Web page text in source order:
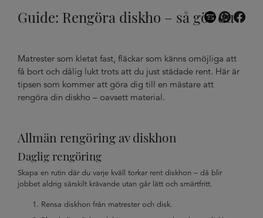
Guide: Rengöra diskho – så gör du
Matrester som kletat fast, fläckar som känns omöjliga att
få bort och dålig lukt trots att du just städade rent. Här är
tipsen som kommer att göra dig till en mästare att
rengöra din diskho – oavsett material.
Allmän rengöring av diskhon
Daglig rengöring
Skapa en rutin där du varje kväll torkar rent diskhon – då blir
jobbet aldrig särskilt krävande utan går lätt och smärtfritt.
Rensa diskhon från matrester och disk.